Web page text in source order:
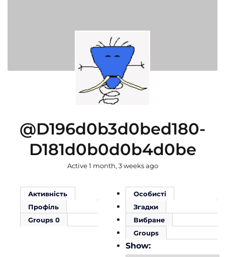
@d196d0b3d0bed180-
D181d0b0d0b4d0be
Active 1 month, 3 weeks ago
Активність
Профіль
Groups 0
Особисті
Згадки
Вибране
Groups
Show: